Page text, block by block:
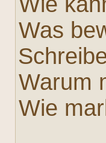
Was
Warum
Wie